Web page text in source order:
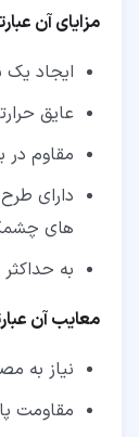
مزایای آن
ایجاد یک
عایق
مقاوم در
دارای
های
به
معایب آن
نیاز به
مقاومت